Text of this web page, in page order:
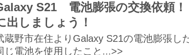
S21 電池膨張の交換依頼
出しましょう！
蔵野市在住よりGalaxy S21の電池膨張
じ電池を使用したこと...>>